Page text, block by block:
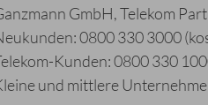
GmbH, Telekom
0800 330 3000
Kunden: 0800 330
und mittlere